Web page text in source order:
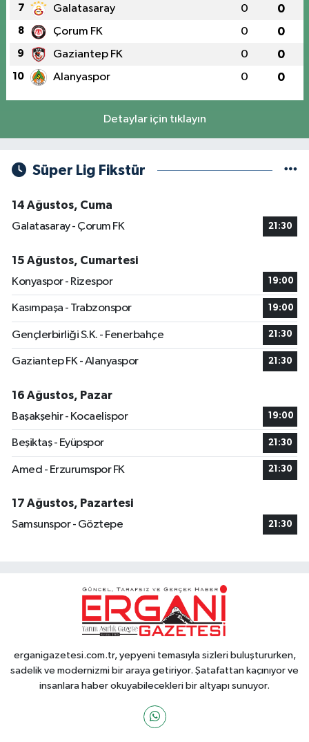
7 Galatasaray 0 0
8 Çorum FK 0 0
9 Gaziantep FK 0 0
10 Alanyaspor 0 0
Detaylar için tıklayın
Süper Lig Fikstür
14 Ağustos, Cuma
Galatasaray - Çorum FK
21:30
15 Ağustos, Cumartesi
Konyaspor - Rizespor
19:00
Kasımpaşa - Trabzonspor 19:00
Gençlerbirliği S.K. - Fenerbahçe 21:30
Gaziantep FK - Alanyaspor 21:30
16 Ağustos, Pazar
Başakşehir - Kocaelispor
19:00
Beşiktaş - Eyüpspor 21:30
Amed - Erzurumspor FK 21:30
17 Ağustos, Pazartesi
Samsunspor - Göztepe
21:30
erganigazetesi.com.tr, yepyeni temasıyla sizleri buluştururken,
sadelik ve modernizmi bir araya getiriyor. Şatafattan kaçınıyor ve
insanlara haber okuyabilecekleri bir altyapı sunuyor.